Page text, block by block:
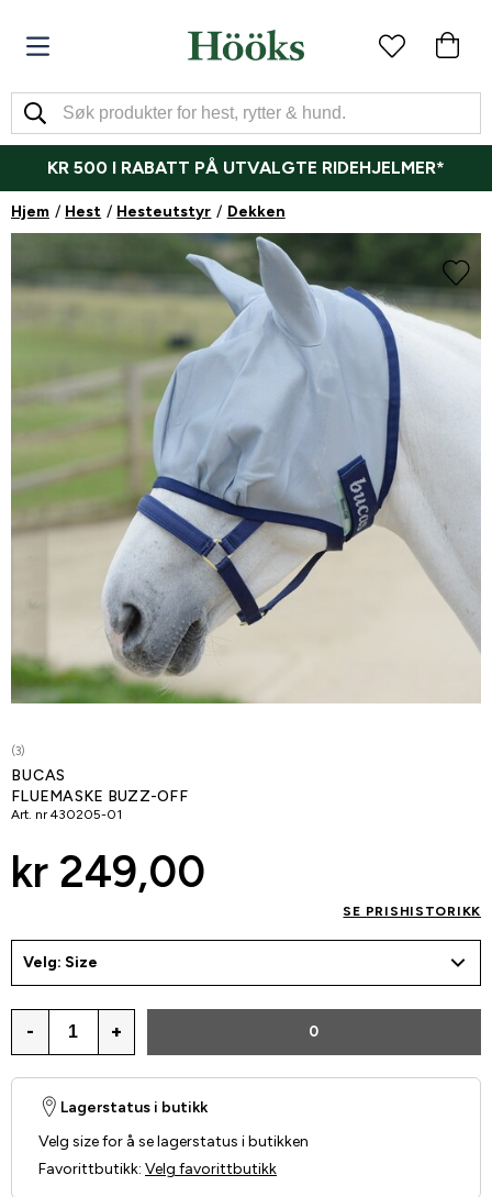
KR 500 I RABATT PÅ UTVALGTE RIDEHJELMER*
Hjem Hest Hesteutstyr Dekken
(3)
BUCAS
FLUEMASKE BUZZ-OFF
Art. nr 430205-01
kr 249,00
SE PRISHISTORIKK
Velg: Size
- + 0
Lagerstatus i butikk
Velg size for å se lagerstatus i butikken
Favorittbutikk: Velg favorittbutikk